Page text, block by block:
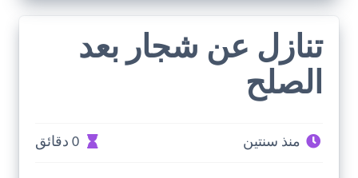
تنازل عن شجار بعد
الصلح
منذ سنتين 0 دقائق